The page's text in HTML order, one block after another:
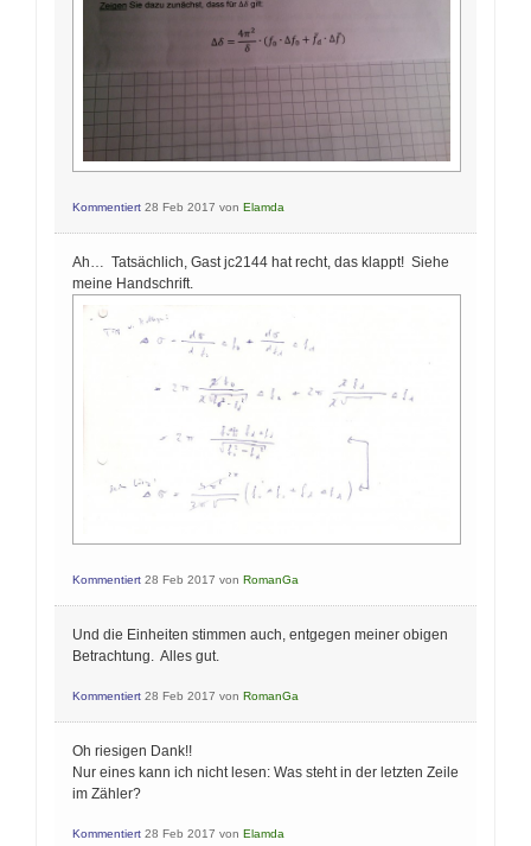
Kommentiert 28 Feb 2017 von Elamda
Ah… Tatsächlich, Gast jc2144 hat recht, das klappt! Siehe
meine Handschrift.
Kommentiert 28 Feb 2017 von RomanGa
Und die Einheiten stimmen auch, entgegen meiner obigen
Betrachtung. Alles gut.
Kommentiert 28 Feb 2017 von RomanGa
Oh riesigen Dank!!
Nur eines kann ich nicht lesen: Was steht in der letzten Zeile
im Zähler?
Kommentiert 28 Feb 2017 von Elamda